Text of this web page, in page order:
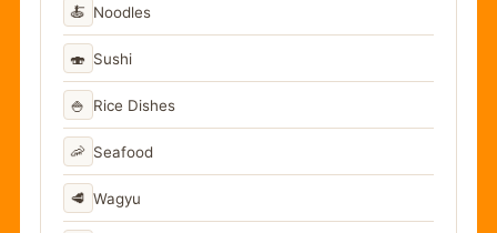
🍝 Noodles
🍣 Sushi
🍚 Rice Dishes
🦐 Seafood
🥩 Wagyu